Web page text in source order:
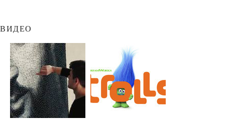
ВИДЕО